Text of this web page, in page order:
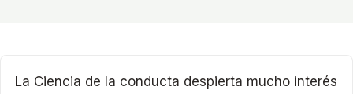
La Ciencia de la conducta despierta mucho interés